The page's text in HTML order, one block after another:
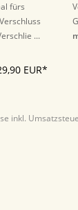
fürs
...
EUR*
inkl.